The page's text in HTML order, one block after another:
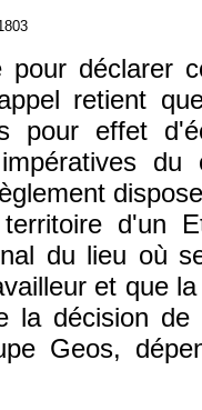
pour déclarer
retient
pour effet
d'un
du lieu où
et que
la décision de
Geos,